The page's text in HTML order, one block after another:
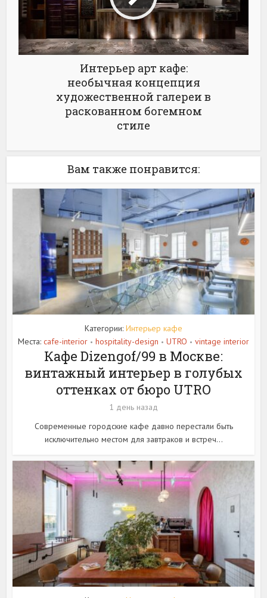
Интерьер арт кафе:
необычная концепция
художественной галереи в
раскованном богемном
стиле
Вам также понравится:
Категории: Интерьер кафе
Места: cafe-interior • hospitality-design • UTRO • vintage interior
Кафе Dizengof/99 в Москве:
винтажный интерьер в голубых
оттенках от бюро UTRO
1 день назад
Современные городские кафе давно перестали быть
исключительно местом для завтраков и встреч...